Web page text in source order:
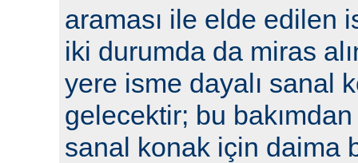
araması ile elde edilen
iki durumda da miras
yere isme dayalı sanal
gelecektir; bu
sanal konak için daima